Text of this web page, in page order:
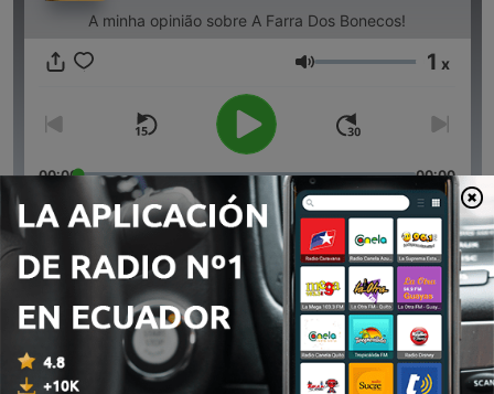
A minha opinião sobre A Farra Dos Bonecos!
Volumen 1 x
00:00 00:00
Episodios
1 - Liz/A Farra Dos Bonecos (Trailer)